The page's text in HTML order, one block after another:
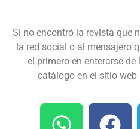
Si no encontró la revista que
la red social o al mensajero
el primero en enterarse
catálogo en el sitio web